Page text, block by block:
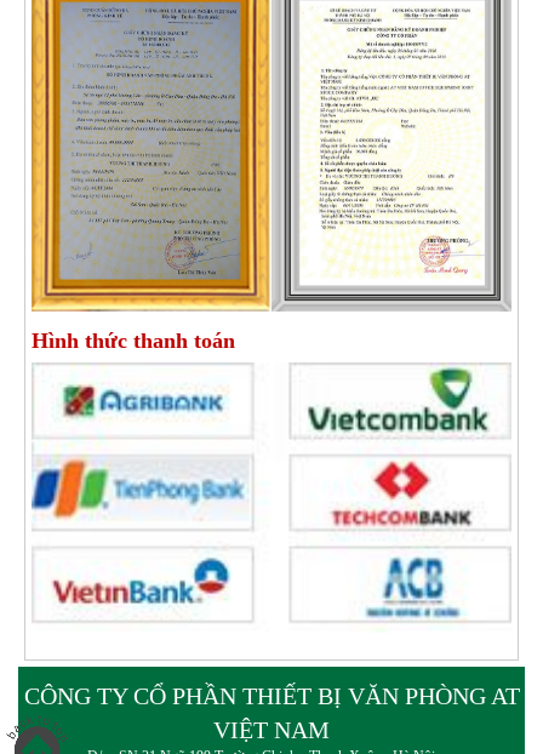
Hình thức thanh toán
CÔNG TY CỔ PHẦN THIẾT BỊ VĂN PHÒNG AT
VIỆT NAM